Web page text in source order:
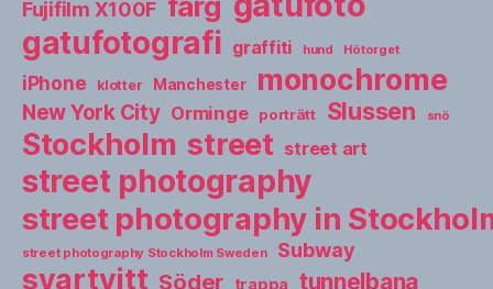
Fujifilm X100F
gatufotografi graffiti hund Hötorget
iPhone klotter Manchester monochrome
New York City Orminge porträtt Slussen snö
Stockholm street street art
street photography
street photography in
street photography Stockholm Sweden Subway
svartvitt Söder trappa tunnelbana